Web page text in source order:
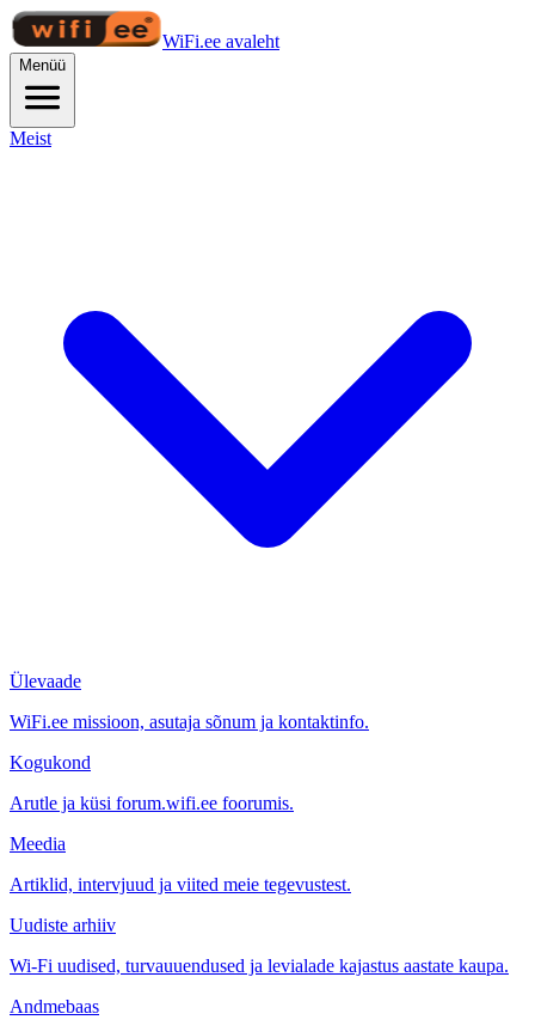
WiFi.ee avaleht
Menüü
Meist
Ülevaade
WiFi.ee missioon, asutaja sõnum ja kontaktinfo.
Kogukond
Arutle ja küsi forum.wifi.ee foorumis.
Meedia
Artiklid, intervjuud ja viited meie tegevustest.
Uudiste arhiiv
Wi-Fi uudised, turvauuendused ja levialade kajastus aastate kaupa.
Andmebaas